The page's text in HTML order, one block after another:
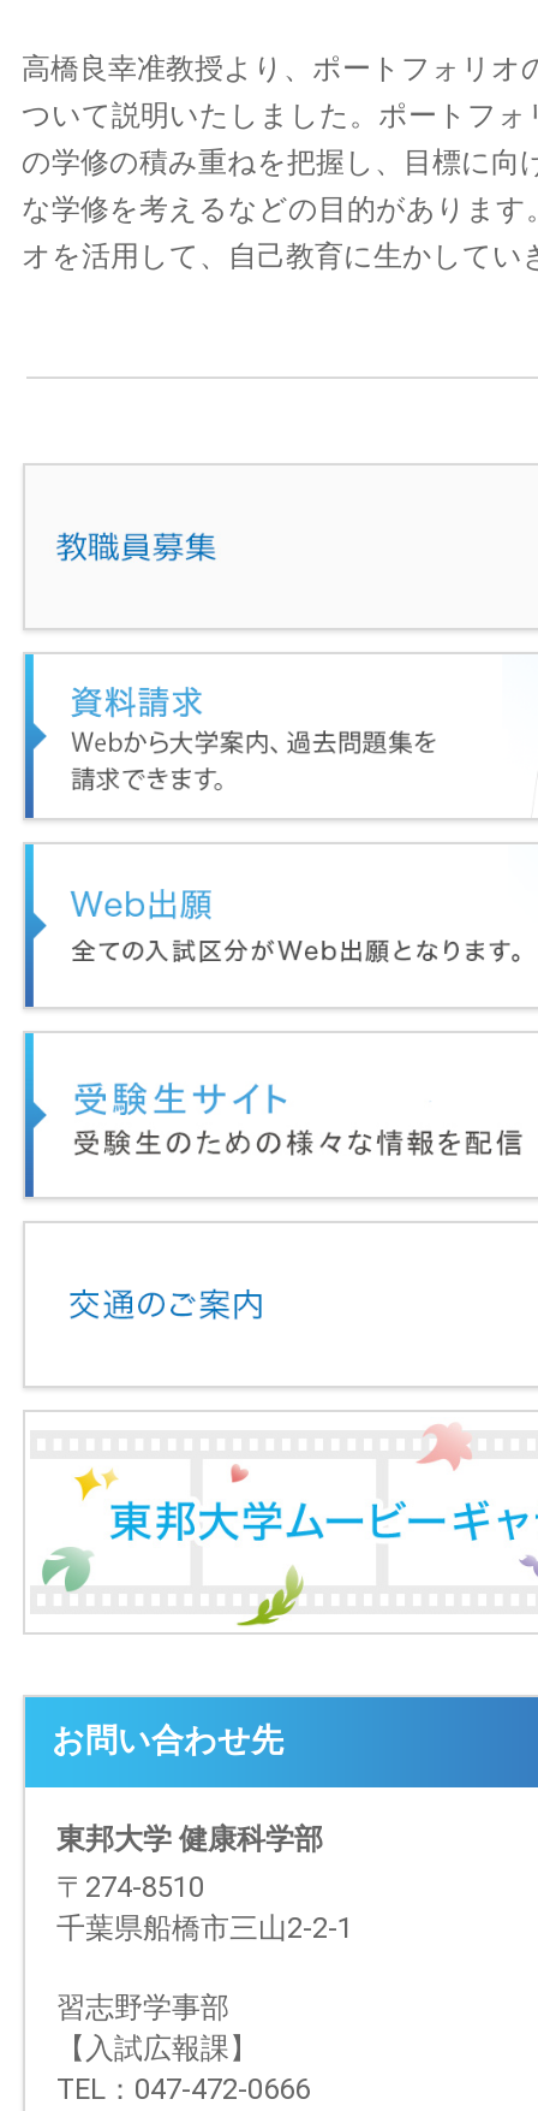
高橋良幸准教授より、ポートフォリオ
ついて説明いたしました。ポートフォ
の学修の積み重ねを把握し、目標に向
な学修を考えるなどの目的があります
オを活用して、自己教育に生かしてい
お問い合わせ先
東邦大学 健康科学部
〒274-8510
千葉県船橋市三山2-2-1
習志野学事部
【入試広報課】
TEL：047-472-0666